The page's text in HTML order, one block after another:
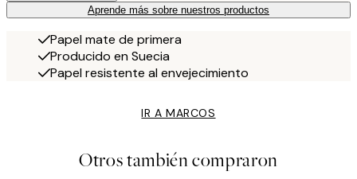
Aprende más sobre nuestros productos
Papel mate de primera
Producido en Suecia
Papel resistente al envejecimiento
IR A MARCOS
Otros también compraron